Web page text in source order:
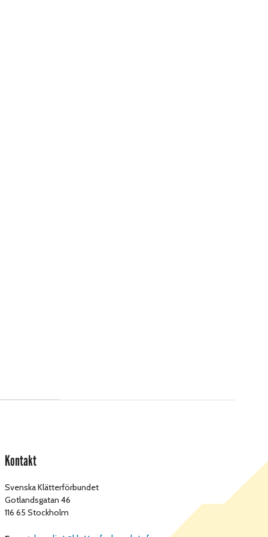
Kontakt
Svenska Klätterförbundet
Gotlandsgatan 46
116 65 Stockholm